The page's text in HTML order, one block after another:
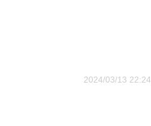
2024/03/13 22:24